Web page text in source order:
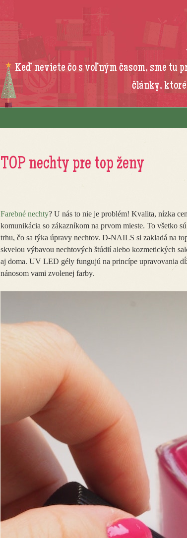
Keď neviete čo s voľným časom, sme tu
články, ktoré
TOP nechty pre top ženy
Farebné nechty? U nás to nie je problém! Kvalita, nízka
komunikácia so zákazníkom na prvom mieste. To všetko
trhu, čo sa týka úpravy nechtov. D-NAILS si zakladá na
skvelou výbavou nechtových štúdií alebo kozmetických
aj doma. UV LED gély fungujú na princípe upravovania
nánosom vami zvolenej farby.